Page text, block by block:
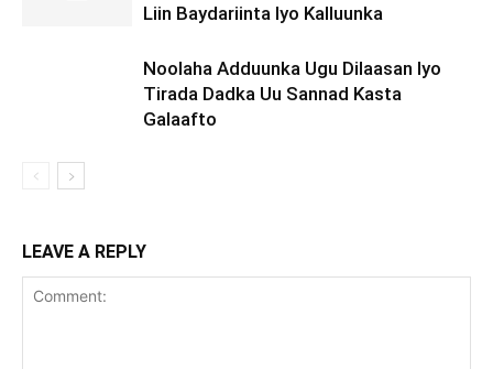
Liin Baydariinta Iyo Kalluunka
Noolaha Adduunka Ugu Dilaasan Iyo
Tirada Dadka Uu Sannad Kasta
Galaafto
LEAVE A REPLY